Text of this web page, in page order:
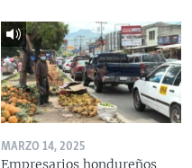
MARZO 14, 2025
Empresarios hondureños